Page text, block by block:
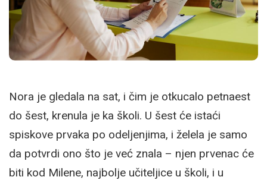
Nora je gledala na sat, i čim je otkucalo petnaest
do šest, krenula je ka školi. U šest će istaći
spiskove prvaka po odeljenjima, i želela je samo
da potvrdi ono što je već znala – njen prvenac će
biti kod Milene, najbolje učiteljice u školi, i u